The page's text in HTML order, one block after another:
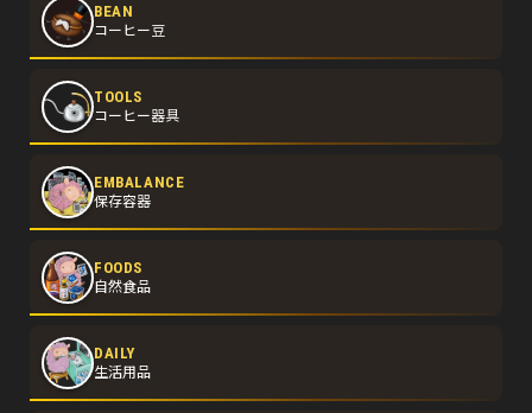
BEAN
コーヒー豆
TOOLS
コーヒー器具
EMBALANCE
保存容器
FOODS
自然食品
DAILY
生活用品